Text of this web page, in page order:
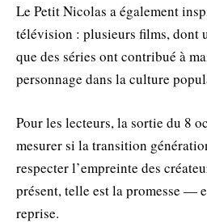
Le Petit Nicolas a également
télévision : plusieurs films, dont
que des séries ont contribué à
personnage dans la culture
Pour les lecteurs, la sortie du 8
mesurer si la transition
respecter l’empreinte des
présent, telle est la promesse —
reprise.